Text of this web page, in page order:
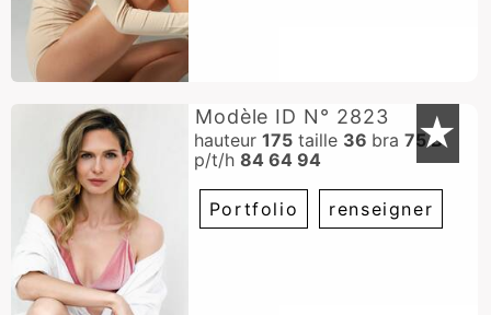
★
Modèle ID N° 2823
hauteur 175taille 36 bra 75 B
p/t/h 84 64 94
Portfolio renseigner